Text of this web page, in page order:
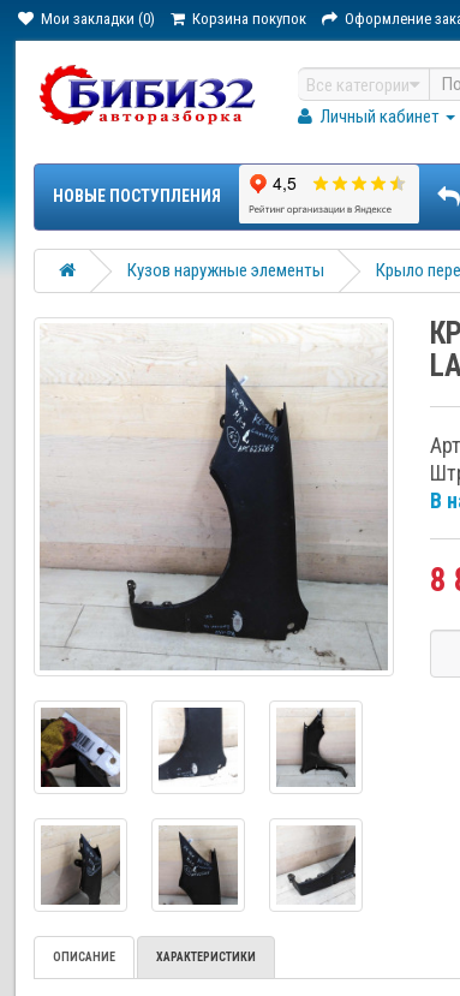
Мои закладки (0) Корзина покупок Оформление
Все категории
Личный кабинет
НОВЫЕ ПОСТУПЛЕНИЯ
Кузов наружные элементы Крыло
В
8
ОПИСАНИЕ ХАРАКТЕРИСТИКИ